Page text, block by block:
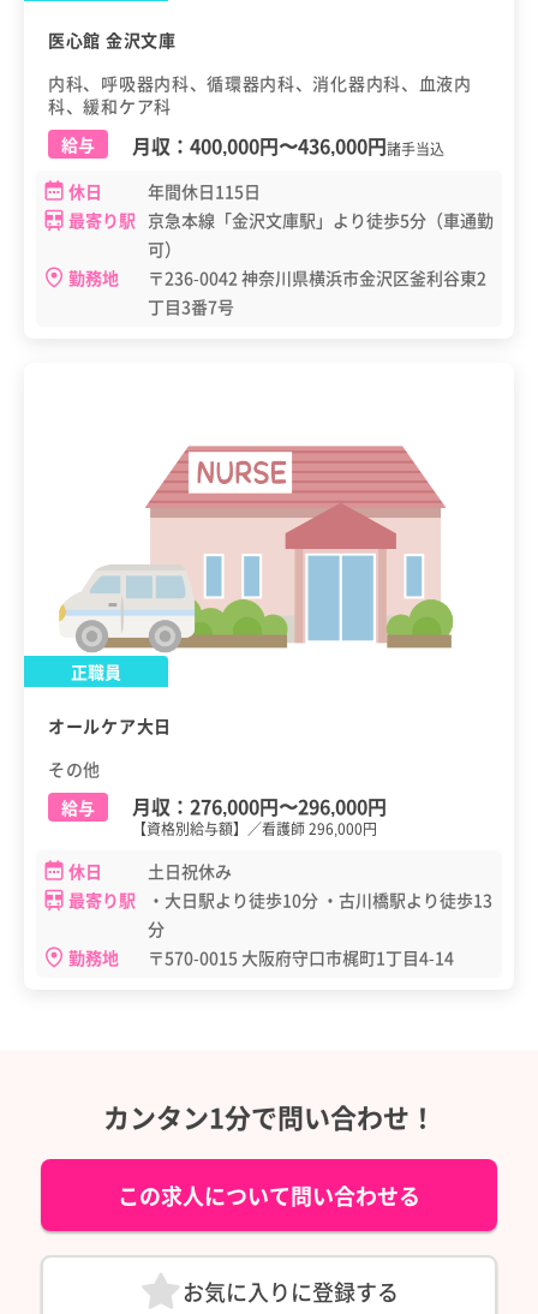
医心館 金沢文庫
内科、呼吸器内科、循環器内科、消化器内科、血液内
科、緩和ケア科
給与
月収： 400,000円〜436,000円諸手当込
休日
年間休日115日
最寄り駅 京急本線「金沢文庫駅」より徒歩5分（車通勤
可）
勤務地
〒236-0042 神奈川県横浜市金沢区釜利谷東2
丁目3番7号
正職員
オールケア大日
その他
給与
月収： 276,000円〜296,000円
【資格別給与額】／看護師 296,000円
休日
土日祝休み
最寄り駅
・大日駅より徒歩10分 ・古川橋駅より徒歩13
分
勤務地
〒570-0015 大阪府守口市梶町1丁目4-14
カンタン1分で問い合わせ！
この求人について問い合わせる
お気に入りに登録する